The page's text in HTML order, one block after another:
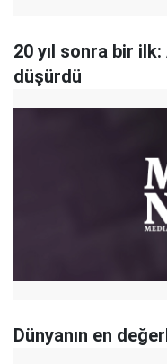
20 yıl sonra bir
düşürdü
Dünyanın en